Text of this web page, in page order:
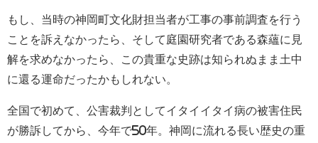
もし、当時の神岡町文化財担当者が工事の事前調査を行う
ことを訴えなかったら、そして庭園研究者である森蘊に見
解を求めなかったら、この貴重な史跡は知られぬまま土中
に還る運命だったかもしれない。
全国で初めて、公害裁判としてイタイイタイ病の被害住民
が勝訴してから、今年で50年。神岡に流れる長い歴史の重